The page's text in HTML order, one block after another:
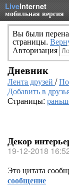
LiveInternet
мобильная версия
Вы были
страницы.
Авторизация
Дневник
Лента друзей /
Добавить в
Страницы:
Декор
19-12-2018
Это цитата
сообщение